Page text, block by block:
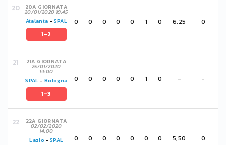
20A GIORNATA
20/01/2020 19:45
Atalanta - SPAL
1-2
0 0 0 0 0 1 0 6,25 0
21A GIORNATA
25/01/2020
14:00
SPAL - Bologna
1-3
0 0 0 0 0 1 0 - -
22A GIORNATA
02/02/2020
14:00
Lazio -SPAL 0 0 0 0 0 0 0 5,50 0